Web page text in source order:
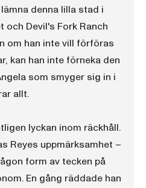
denna lilla stad i
och Devil's Fork Ranch
om han inte vill förföras
kan han inte förneka den
som smyger sig in i
allt.
lyckan inom räckhåll.
Reyes uppmärksamhet –
form av tecken på
En gång räddade han